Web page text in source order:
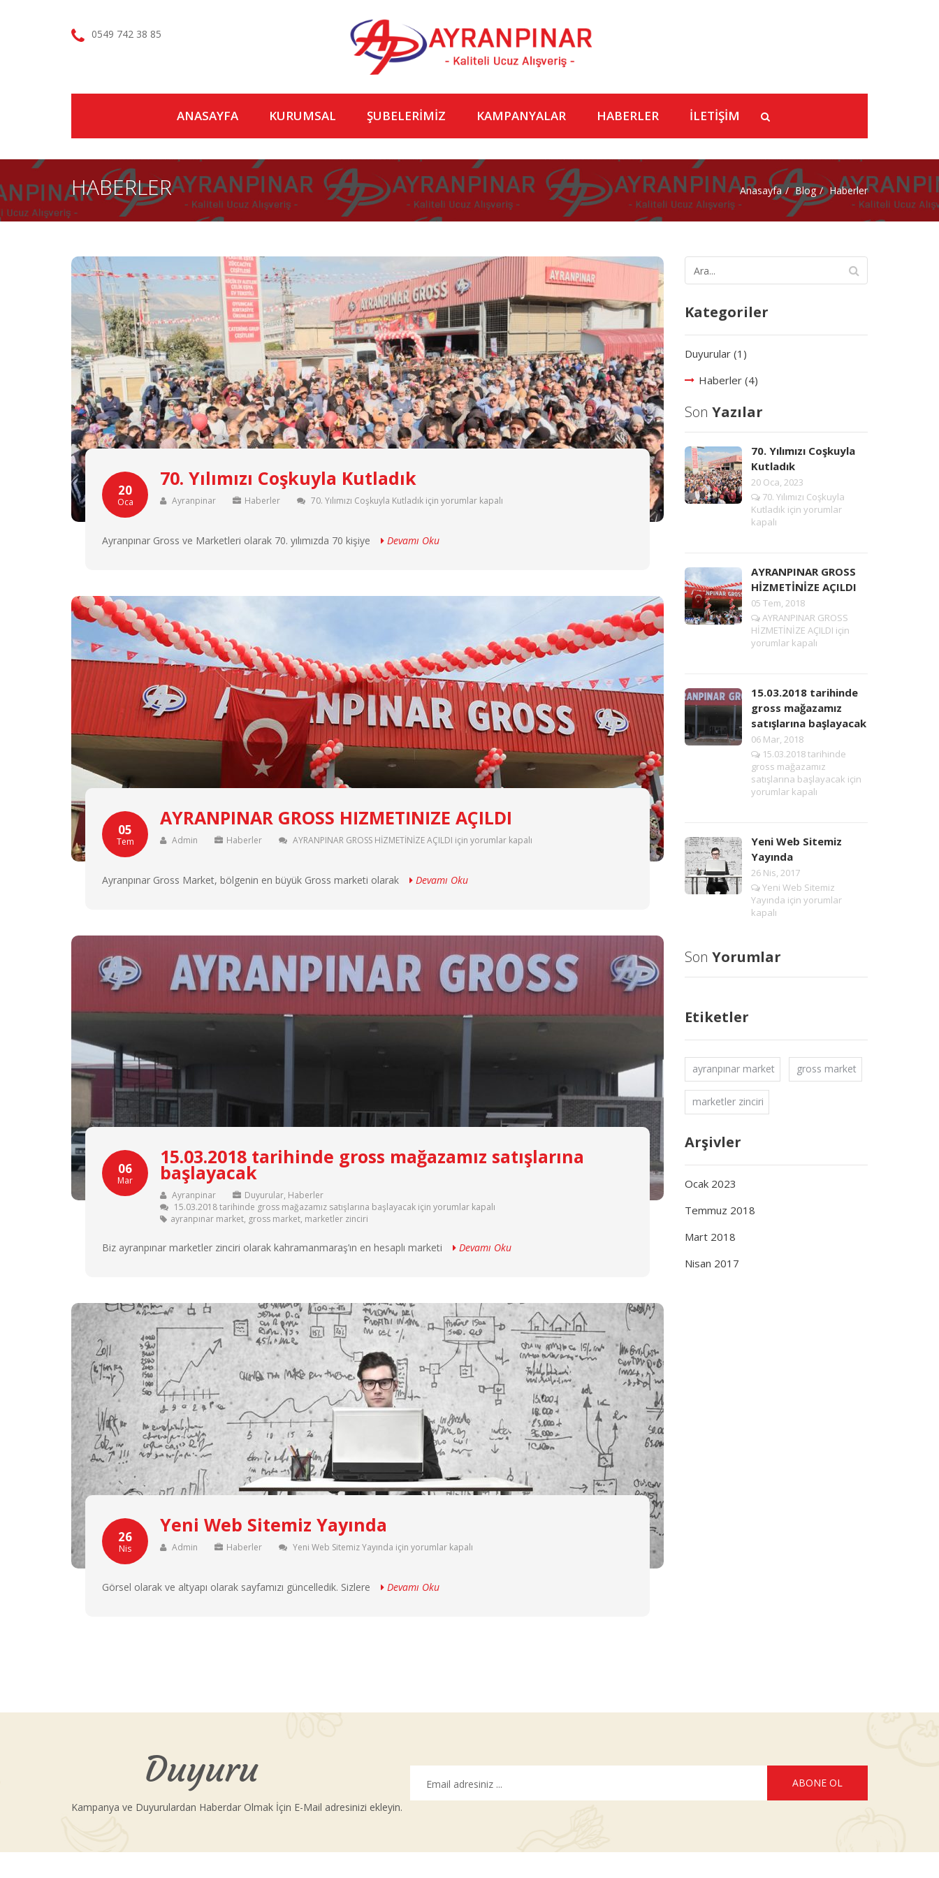
0549 742 38 85
ANASAYFA KURUMSAL ŞUBELERİMİZ KAMPANYALAR HABERLER İLETİŞİM
HABERLER Anasayfa Blog Haberler
20
Oca
70. Yılımızı Coşkuyla Kutladık
Ayranpinar Haberler 70. Yılımızı Coşkuyla Kutladık için yorumlar kapalı
Ayranpınar Gross ve Marketleri olarak 70. yılımızda 70 kişiye Devamı Oku
05
Tem
AYRANPINAR GROSS HİZMETİNİZE AÇILDI
Admin Haberler AYRANPINAR GROSS HİZMETİNİZE AÇILDI için yorumlar kapalı
Ayranpınar Gross Market, bölgenin en büyük Gross marketi olarak Devamı Oku
06
Mar
15.03.2018 tarihinde gross mağazamız satışlarına
başlayacak
Ayranpinar Duyurular, Haberler
15.03.2018 tarihinde gross mağazamız satışlarına başlayacak için yorumlar kapalı
ayranpınar market, gross market, marketler zinciri
Biz ayranpınar marketler zinciri olarak kahramanmaraş’ın en hesaplı marketi Devamı Oku
26
Nis
Yeni Web Sitemiz Yayında
Admin Haberler Yeni Web Sitemiz Yayında için yorumlar kapalı
Görsel olarak ve altyapı olarak sayfamızı güncelledik. Sizlere Devamı Oku
Kategoriler
Duyurular (1)
Haberler (4)
Son Yazılar
70. Yılımızı Coşkuyla
Kutladık
20 Oca, 2023
70. Yılımızı Coşkuyla
Kutladık için yorumlar
kapalı
AYRANPINAR GROSS
HİZMETİNİZE AÇILDI
05 Tem, 2018
AYRANPINAR GROSS
HİZMETİNİZE AÇILDI için
yorumlar kapalı
15.03.2018 tarihinde
gross mağazamız
satışlarına başlayacak
06 Mar, 2018
15.03.2018 tarihinde
gross mağazamız
satışlarına başlayacak için
yorumlar kapalı
Yeni Web Sitemiz
Yayında
26 Nis, 2017
Yeni Web Sitemiz
Yayında için yorumlar
kapalı
Son Yorumlar
Etiketler
ayranpınar market gross market
marketler zinciri
Arşivler
Ocak 2023
Temmuz 2018
Mart 2018
Nisan 2017
Duyuru
Kampanya ve Duyurulardan Haberdar Olmak İçin E-Mail adresinizi ekleyin.
ABONE OL